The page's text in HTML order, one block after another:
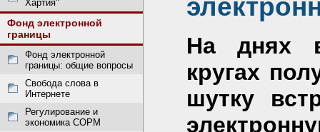
Хартия"
Фонд электронной
границы
Фонд электронной
границы: общие вопросы
Свобода слова в
Интернете
Регулирование и
экономика СОРМ
На днях
кругах
шутку